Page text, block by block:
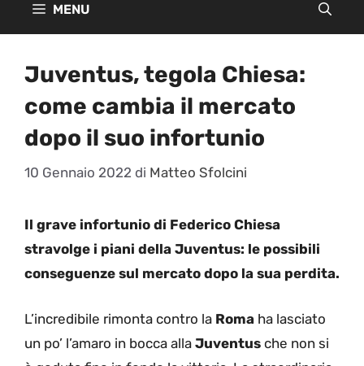
MENU
Juventus, tegola Chiesa:
come cambia il mercato
dopo il suo infortunio
10 Gennaio 2022 di Matteo Sfolcini
Il grave infortunio di Federico Chiesa
stravolge i piani della Juventus: le possibili
conseguenze sul mercato dopo la sua perdita.
L’incredibile rimonta contro la Roma ha lasciato
un po’ l’amaro in bocca alla Juventus che non si